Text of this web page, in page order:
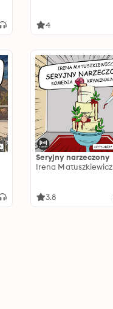
4
Seryjny narzeczony
Irena Matuszkiewicz
3.8